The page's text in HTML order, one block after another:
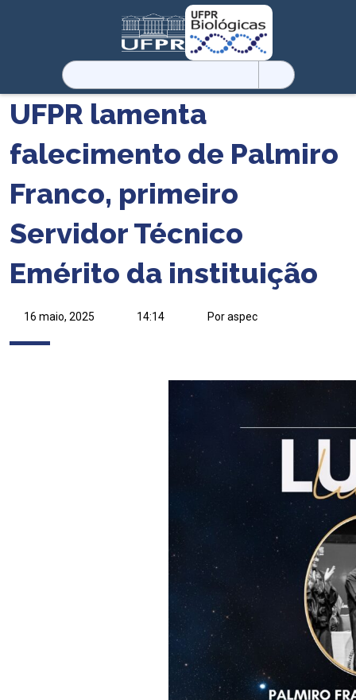
Pesquisar
por:
UFPR lamenta
falecimento de Palmiro
Franco, primeiro
Servidor Técnico
Emérito da instituição
16 maio, 2025 14:14 Por aspec